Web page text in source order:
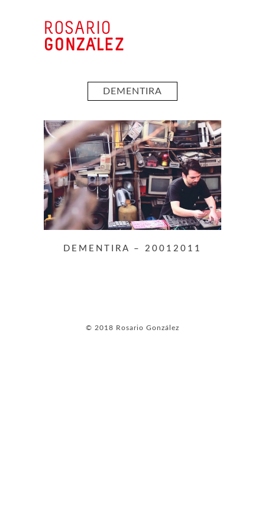
DEMENTIRA
DEMENTIRA – 20012011
© 2018 Rosario González